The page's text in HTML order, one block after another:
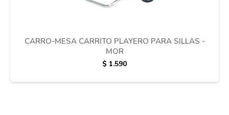
CARRO-MESA CARRITO PLAYERO PARA SILLAS -
MOR
$ 1.590